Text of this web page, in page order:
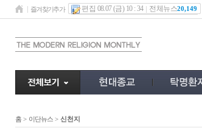
즐겨찾기추가 편집 08.07 (금) 10 : 34 전체뉴스20,149
홈 > 이단뉴스 > 신천지